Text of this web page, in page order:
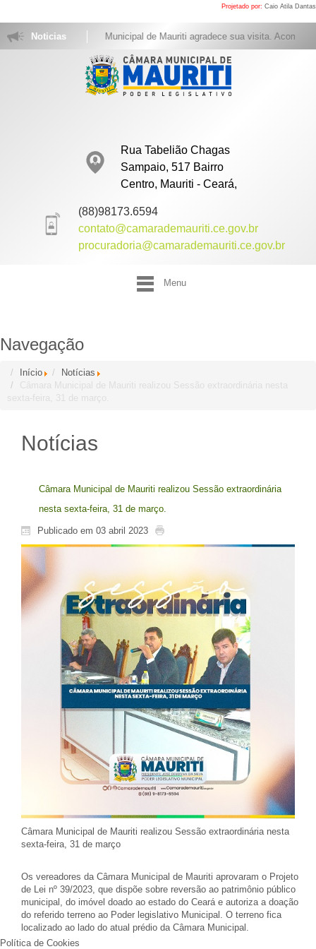
Projetado por: Caio Atila Dantas
NoticiasA Câmara Municipal de Mauriti agradece sua visita.
Rua Tabelião Chagas
Sampaio, 517 Bairro
Centro, Mauriti - Ceará,
(88)98173.6594
contato@camarademauriti.ce.gov.br
procuradoria@camarademauriti.ce.gov.br
Menu
Navegação
Início
Notícias
Câmara Municipal de Mauriti realizou Sessão extraordinária nesta
sexta-feira, 31 de março.
Notícias
Câmara Municipal de Mauriti realizou Sessão extraordinária
nesta sexta-feira, 31 de março.
Publicado em 03 abril 2023
Câmara Municipal de Mauriti realizou Sessão extraordinária nesta
sexta-feira, 31 de março
Os vereadores da Câmara Municipal de Mauriti aprovaram o Projeto
de Lei nº 39/2023, que dispõe sobre reversão ao patrimônio público
municipal, do imóvel doado ao estado do Ceará e autoriza a doação
do referido terreno ao Poder legislativo Municipal. O terreno fica
localizado ao lado do atual prédio da Câmara Municipal.
Política de Cookies